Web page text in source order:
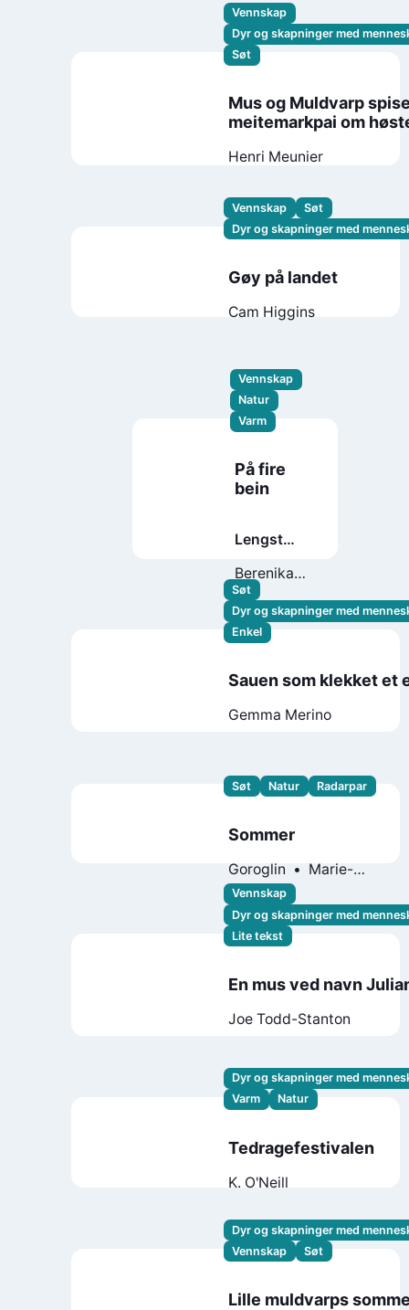
Vennskap
Dyr og skapninger med
Søt
Mus og Muldvarp
meitemarkpai om
Henri Meunier
Vennskap
Søt
Dyr og skapninger med
Gøy på landet
Cam Higgins
Vennskap
Natur
Varm
På fire
bein
Lengst
Berenika
Kołomycka
Søt
Dyr og skapninger med
Enkel
Sauen som klekket et
Gemma Merino
Søt Natur Radarpar
Sommer
Goroglin
Marie-
Caroline Villand
Hye-Ji Yoon
Vennskap
Dyr og skapninger med
Lite tekst
En mus ved navn
Joe Todd-Stanton
Dyr og skapninger med
Varm
Natur
Tedragefestivalen
K. O'Neill
Dyr og skapninger med
Vennskap
Søt
Lille muldvarps